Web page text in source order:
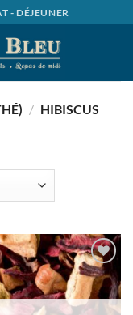
- DÉJEUNER
/ HIBISCUS
Ajouter
à la
wishlist